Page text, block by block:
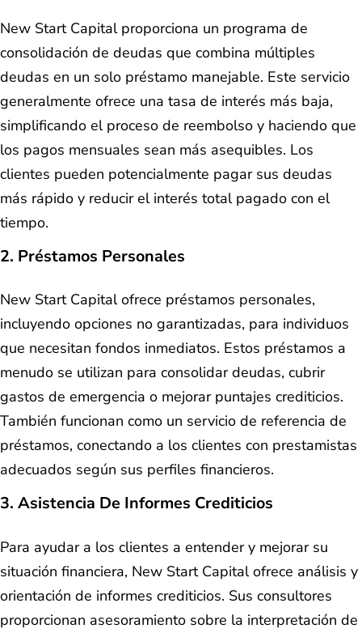
New Start Capital proporciona un programa de
consolidación de deudas que combina múltiples
deudas en un solo préstamo manejable. Este servicio
generalmente ofrece una tasa de interés más baja,
simplificando el proceso de reembolso y haciendo que
los pagos mensuales sean más asequibles. Los
clientes pueden potencialmente pagar sus deudas
más rápido y reducir el interés total pagado con el
tiempo.
2. Préstamos Personales
New Start Capital ofrece préstamos personales,
incluyendo opciones no garantizadas, para individuos
que necesitan fondos inmediatos. Estos préstamos a
menudo se utilizan para consolidar deudas, cubrir
gastos de emergencia o mejorar puntajes crediticios.
También funcionan como un servicio de referencia de
préstamos, conectando a los clientes con prestamistas
adecuados según sus perfiles financieros.
3. Asistencia De Informes Crediticios
Para ayudar a los clientes a entender y mejorar su
situación financiera, New Start Capital ofrece análisis y
orientación de informes crediticios. Sus consultores
proporcionan asesoramiento sobre la interpretación de